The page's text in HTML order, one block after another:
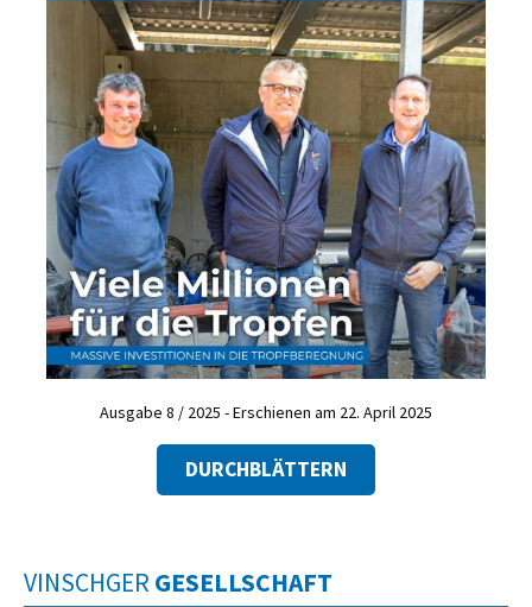
Ausgabe 8 / 2025 - Erschienen am 22. April 2025
DURCHBLÄTTERN
VINSCHGER GESELLSCHAFT